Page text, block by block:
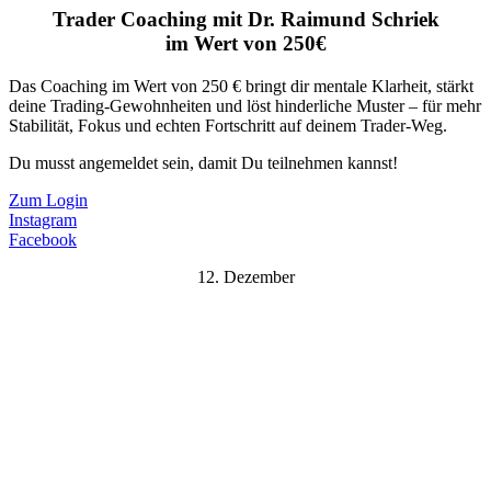
Trader Coaching mit Dr. Raimund Schriek
im Wert von 250€
Das Coaching im Wert von 250 € bringt dir mentale Klarheit, stärkt
deine Trading-Gewohnheiten und löst hinderliche Muster – für mehr
Stabilität, Fokus und echten Fortschritt auf deinem Trader-Weg.
Du musst angemeldet sein, damit Du teilnehmen kannst!
Zum Login
Instagram
Facebook
12. Dezember